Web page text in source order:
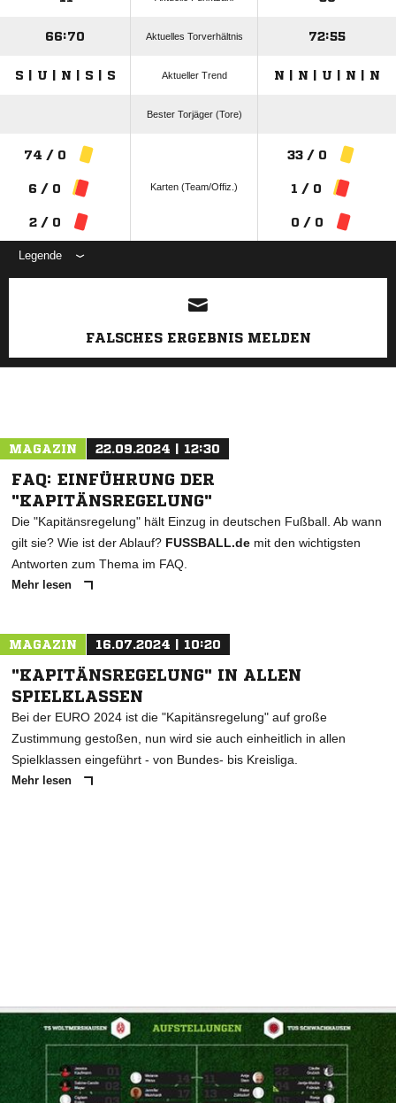
66:70 Aktuelles Torverhältnis 72:55
S | U | N | S | S Aktueller Trend N | N | U | N | N
Bester Torjäger (Tore)
74 / 0
6 / 0
2 / 0
Karten (Team/Offiz.)
33 / 0
1 / 0
0 / 0
Legende
ANZEIGE
FALSCHES ERGEBNIS MELDEN
MAGAZIN 22.09.2024 | 12:30
FAQ: EINFÜHRUNG DER
"KAPITÄNSREGELUNG"
Die "Kapitänsregelung" hält Einzug in deutschen Fußball. Ab wann
gilt sie? Wie ist der Ablauf? FUSSBALL.de mit den wichtigsten
Antworten zum Thema im FAQ.
Mehr lesen
MAGAZIN 16.07.2024 | 10:20
"KAPITÄNSREGELUNG" IN ALLEN
SPIELKLASSEN
Bei der EURO 2024 ist die "Kapitänsregelung" auf große
Zustimmung gestoßen, nun wird sie auch einheitlich in allen
Spielklassen eingeführt - von Bundes- bis Kreisliga.
Mehr lesen